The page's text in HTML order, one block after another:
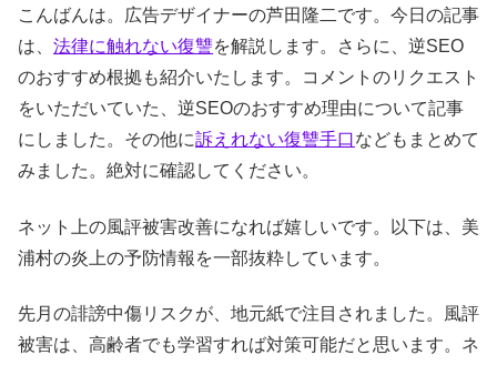
こんばんは。広告デザイナーの芦田隆二です。今日の記事
は、 法律に触れない復讐を解説します。さらに、逆SEO
のおすすめ根拠も紹介いたします。コメントのリクエスト
をいただいていた、逆SEOのおすすめ理由について記事
にしました。その他に訴えれない復讐手口などもまとめて
みました。絶対に確認してください。
ネット上の風評被害改善になれば嬉しいです。以下は、美
浦村の炎上の予防情報を一部抜粋しています。
先月の誹謗中傷リスクが、地元紙で注目されました。風評
被害は、高齢者でも学習すれば対策可能だと思います。ネ